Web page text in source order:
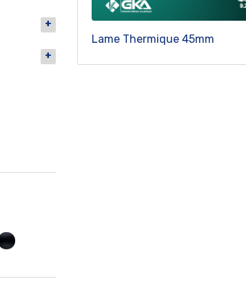
Lame Thermique 45mm